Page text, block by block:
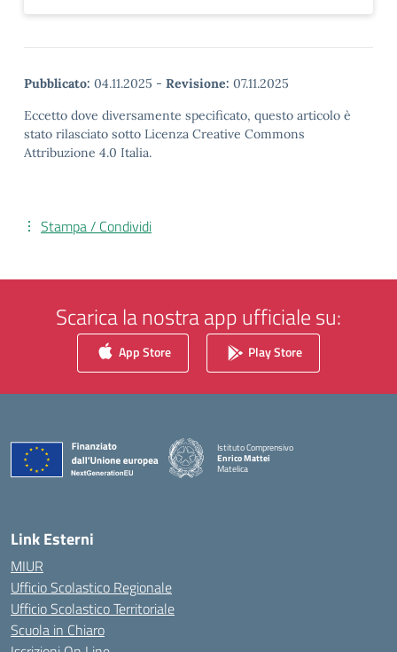
Pubblicato: 04.11.2025 - Revisione: 07.11.2025
Eccetto dove diversamente specificato, questo articolo è
stato rilasciato sotto Licenza Creative Commons
Attribuzione 4.0 Italia.
Stampa / Condividi
Scarica la nostra app ufficiale su:
App Store Play Store
Istituto Comprensivo
Enrico Mattei
Matelica
Link Esterni
MIUR
Ufficio Scolastico Regionale
Ufficio Scolastico Territoriale
Scuola in Chiaro